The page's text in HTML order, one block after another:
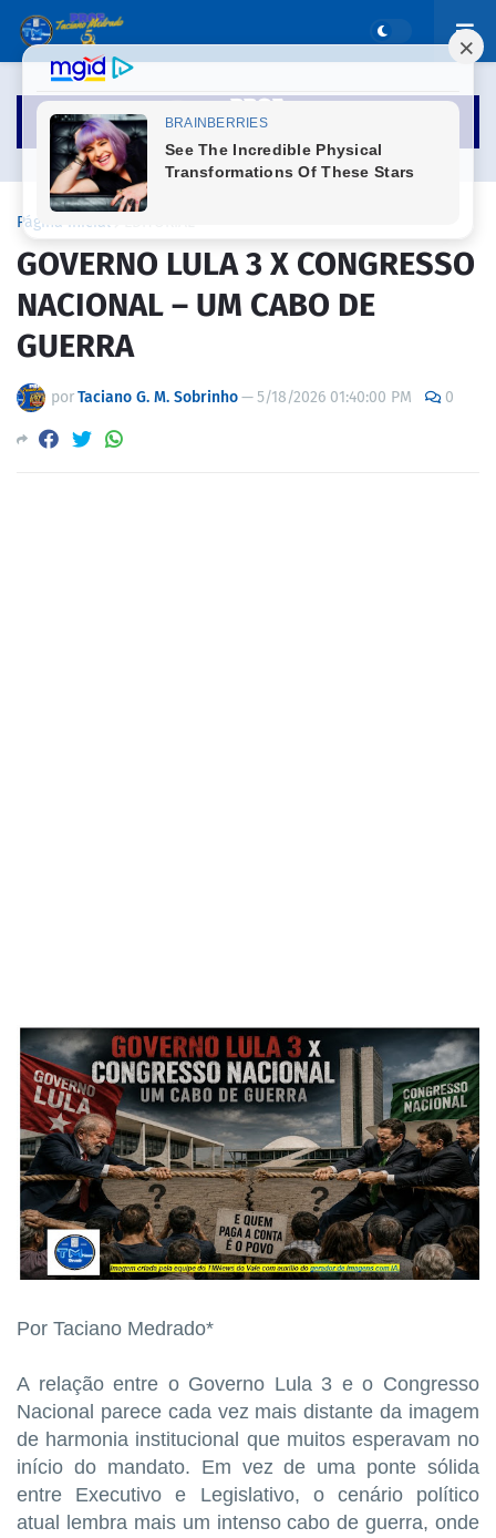
Página inicial
GOVERNO LULA 3 X CONGRESSO
NACIONAL – UM CABO DE
GUERRA
porTaciano G. M. Sobrinho—5/18/2026 01:40:00 PM 0
Por Taciano Medrado*
A relação entre o Governo Lula 3 e o Congresso
Nacional parece cada vez mais distante da imagem
de harmonia institucional que muitos esperavam no
início do mandato. Em vez de uma ponte sólida
entre Executivo e Legislativo, o cenário político
atual lembra mais um intenso cabo de guerra, onde